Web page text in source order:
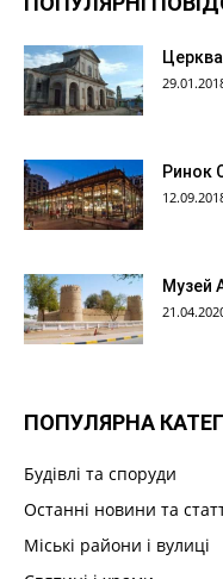
Ринок
Музей
ПОПУЛЯРНА
Будівлі та споруди
Останні новини та
Міські райони і вулиці